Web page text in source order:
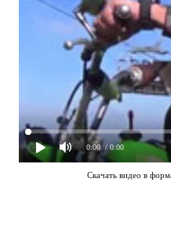
0:00 / 0:00
Скачать видео в